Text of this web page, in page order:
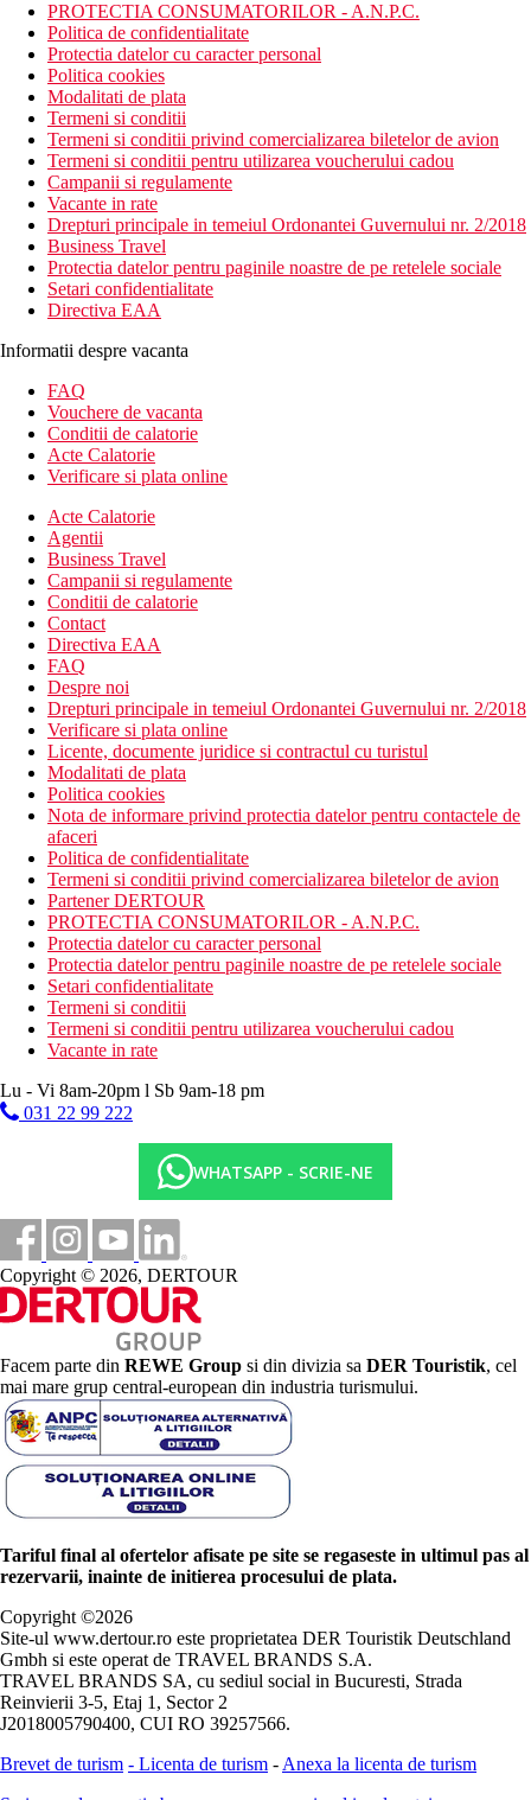
PROTECTIA CONSUMATORILOR - A.N.P.C.
Politica de confidentialitate
Protectia datelor cu caracter personal
Politica cookies
Modalitati de plata
Termeni si conditii
Termeni si conditii privind comercializarea biletelor de avion
Termeni si conditii pentru utilizarea voucherului cadou
Campanii si regulamente
Vacante in rate
Drepturi principale in temeiul Ordonantei Guvernului nr. 2/2018
Business Travel
Protectia datelor pentru paginile noastre de pe retelele sociale
Setari confidentialitate
Directiva EAA
Informatii despre vacanta
FAQ
Vouchere de vacanta
Conditii de calatorie
Acte Calatorie
Verificare si plata online
Acte Calatorie
Agentii
Business Travel
Campanii si regulamente
Conditii de calatorie
Contact
Directiva EAA
FAQ
Despre noi
Drepturi principale in temeiul Ordonantei Guvernului nr. 2/2018
Verificare si plata online
Licente, documente juridice si contractul cu turistul
Modalitati de plata
Politica cookies
Nota de informare privind protectia datelor pentru contactele de
afaceri
Politica de confidentialitate
Termeni si conditii privind comercializarea biletelor de avion
Partener DERTOUR
PROTECTIA CONSUMATORILOR - A.N.P.C.
Protectia datelor cu caracter personal
Protectia datelor pentru paginile noastre de pe retelele sociale
Setari confidentialitate
Termeni si conditii
Termeni si conditii pentru utilizarea voucherului cadou
Vacante in rate
Lu - Vi 8am-20pm l Sb 9am-18 pm
031 22 99 222
WHATSAPP - SCRIE-NE
Copyright © 2026, DERTOUR
Facem parte din REWE Group si din divizia sa DER Touristik, cel
mai mare grup central-european din industria turismului.
Tariful final al ofertelor afisate pe site se regaseste in ultimul pas al
rezervarii, inainte de initierea procesului de plata.
Copyright ©2026
Site-ul www.dertour.ro este proprietatea DER Touristik Deutschland
Gmbh si este operat de TRAVEL BRANDS S.A.
TRAVEL BRANDS SA, cu sediul social in Bucuresti, Strada
Reinvierii 3-5, Etaj 1, Sector 2
J2018005790400, CUI RO 39257566.
Brevet de turism - Licenta de turism - Anexa la licenta de turism